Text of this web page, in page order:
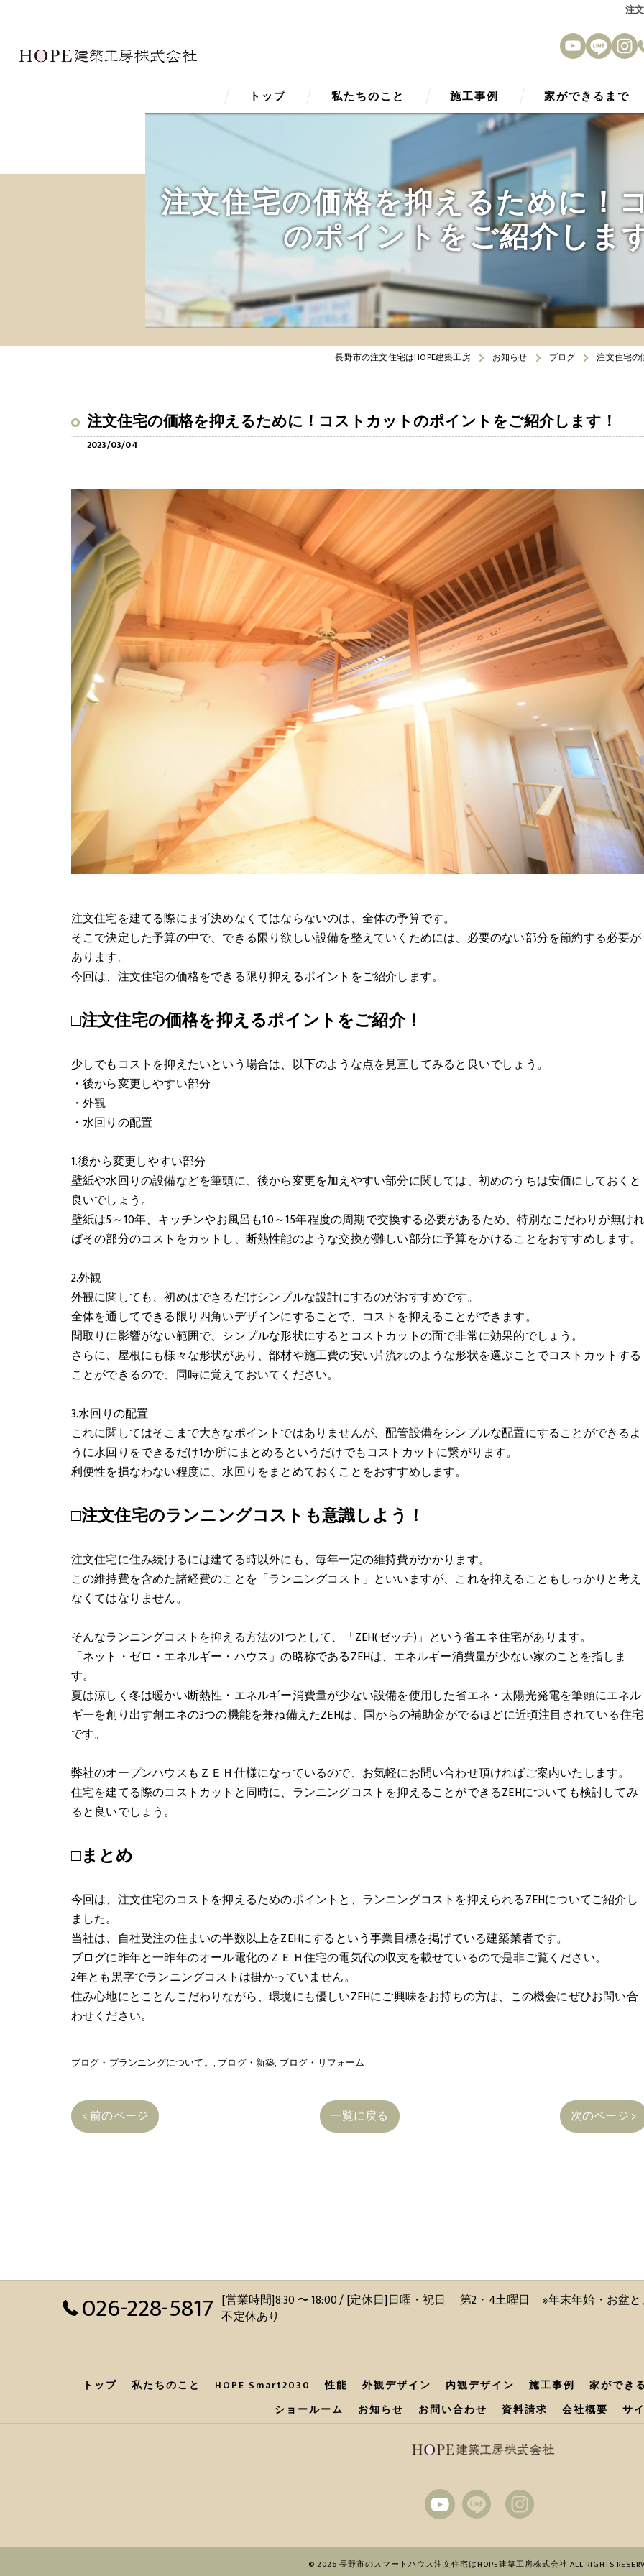
注
トップ 私たちのこと
HOPE Smart2030
性能
外観デザイン
内観デザイン
施工事例 家ができるまで
アフターサービス
注文住宅の価格を抑えるために！
のポイントをご紹介しま
長野市の注文住宅はHOPE建築工房 お知らせ ブログ 注文住宅の
注文住宅の価格を抑えるために！コストカットのポイントをご紹介します！
2023/03/04
注文住宅を建てる際にまず決めなくてはならないのは、全体の予算です。
そこで決定した予算の中で、できる限り欲しい設備を整えていくためには、必要のない部分を節約する必要が
あります。
今回は、注文住宅の価格をできる限り抑えるポイントをご紹介します。
□注文住宅の価格を抑えるポイントをご紹介！
少しでもコストを抑えたいという場合は、以下のような点を見直してみると良いでしょう。
・後から変更しやすい部分
・外観
・水回りの配置
1.後から変更しやすい部分
壁紙や水回りの設備などを筆頭に、後から変更を加えやすい部分に関しては、初めのうちは安価にしておくと
良いでしょう。
壁紙は5～10年、キッチンやお風呂も10～15年程度の周期で交換する必要があるため、特別なこだわりが無けれ
ばその部分のコストをカットし、断熱性能のような交換が難しい部分に予算をかけることをおすすめします。
2.外観
外観に関しても、初めはできるだけシンプルな設計にするのがおすすめです。
全体を通してできる限り四角いデザインにすることで、コストを抑えることができます。
間取りに影響がない範囲で、シンプルな形状にするとコストカットの面で非常に効果的でしょう。
さらに、屋根にも様々な形状があり、部材や施工費の安い片流れのような形状を選ぶことでコストカットする
ことができるので、同時に覚えておいてください。
3.水回りの配置
これに関してはそこまで大きなポイントではありませんが、配管設備をシンプルな配置にすることができるよ
うに水回りをできるだけ1か所にまとめるというだけでもコストカットに繋がります。
利便性を損なわない程度に、水回りをまとめておくことをおすすめします。
□注文住宅のランニングコストも意識しよう！
注文住宅に住み続けるには建てる時以外にも、毎年一定の維持費がかかります。
この維持費を含めた諸経費のことを「ランニングコスト」といいますが、これを抑えることもしっかりと考え
なくてはなりません。
そんなランニングコストを抑える方法の1つとして、「ZEH(ゼッチ)」という省エネ住宅があります。
「ネット・ゼロ・エネルギー・ハウス」の略称であるZEHは、エネルギー消費量が少ない家のことを指しま
す。
夏は涼しく冬は暖かい断熱性・エネルギー消費量が少ない設備を使用した省エネ・太陽光発電を筆頭にエネル
ギーを創り出す創エネの3つの機能を兼ね備えたZEHは、国からの補助金がでるほどに近頃注目されている住宅
です。
弊社のオープンハウスもＺＥＨ仕様になっているので、お気軽にお問い合わせ頂ければご案内いたします。
住宅を建てる際のコストカットと同時に、ランニングコストを抑えることができるZEHについても検討してみ
ると良いでしょう。
□まとめ
今回は、注文住宅のコストを抑えるためのポイントと、ランニングコストを抑えられるZEHについてご紹介し
ました。
当社は、自社受注の住まいの半数以上をZEHにするという事業目標を掲げている建築業者です。
ブログに昨年と一昨年のオール電化のＺＥＨ住宅の電気代の収支を載せているので是非ご覧ください。
2年とも黒字でランニングコストは掛かっていません。
住み心地にとことんこだわりながら、環境にも優しいZEHにご興味をお持ちの方は、この機会にぜひお問い合
わせください。
ブログ・プランニングについて。 ブログ・新築 ブログ・リフォーム
< 前のページ 一覧に戻る 次のページ >
026-228-5817 [営業時間]8:30 〜 18:00 / [定休日]日曜・祝日 第2・4土曜日 ※年末年始・お盆
不定休あり
トップ 私たちのこと HOPE Smart2030 性能 外観デザイン 内観デザイン 施工事例 家ができ
ショールーム
お知らせ お問い合わせ 資料請求 会社概要 サ
© 2026 長野市のスマートハウス注文住宅はHOPE建築工房株式会社 ALL RIGHTS